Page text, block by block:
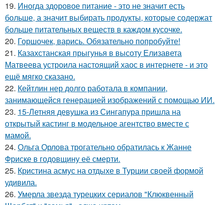
19. Иногда здоровое питание - это не значит есть
больше, а значит выбирать продукты, которые содержат
больше питательных веществ в каждом кусочке.
20. Горшочек, варись. Обязательно попробуйте!
21. Казахстанская прыгунья в высоту Елизавета
Матвеева устроила настоящий хаос в интернете - и это
ещё мягко сказано.
22. Кейтлин нер долго работала в компании,
занимающейся генерацией изображений с помощью ИИ.
23. 15-Летняя девушка из Сингапура пришла на
открытый кастинг в модельное агентство вместе с
мамой.
24. Ольга Орлова трогательно обратилась к Жанне
Фриске в годовщину её смерти.
25. Кристина асмус на отдыхе в Турции своей формой
удивила.
26. Умерла звезда турецких сериалов "Клюквенный